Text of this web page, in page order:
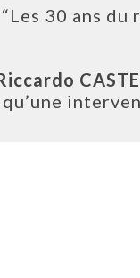
30 ans du
qu’une